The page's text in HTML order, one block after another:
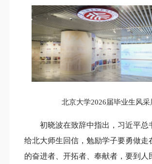
北京大学2026届毕业生风采
初晓波在致辞中指出，习近平总
给北大师生回信，勉励学子要勇做走
的奋进者、开拓者、奉献者，要到人